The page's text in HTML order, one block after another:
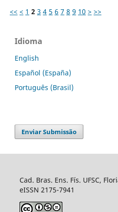
<< < 1 2 3 4 5 6 7 8 9 10 > >>
Idioma
English
Español (España)
Português (Brasil)
Enviar Submissão
Cad. Bras. Ens. Fís. UFSC,
eISSN 2175-7941